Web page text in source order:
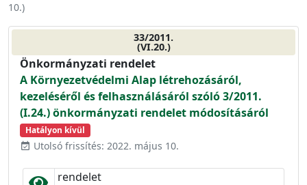
10.)
33/2011.
(VI.20.)
Önkormányzati rendelet
A Környezetvédelmi Alap létrehozásáról,
kezeléséről és felhasználásáról szóló 3/2011.
(I.24.) önkormányzati rendelet módosításáról
Hatályon kívül
event_available Utolsó frissítés: 2022. május 10.
rendelet